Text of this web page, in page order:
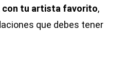
con tu artista favorito,
que debes tener